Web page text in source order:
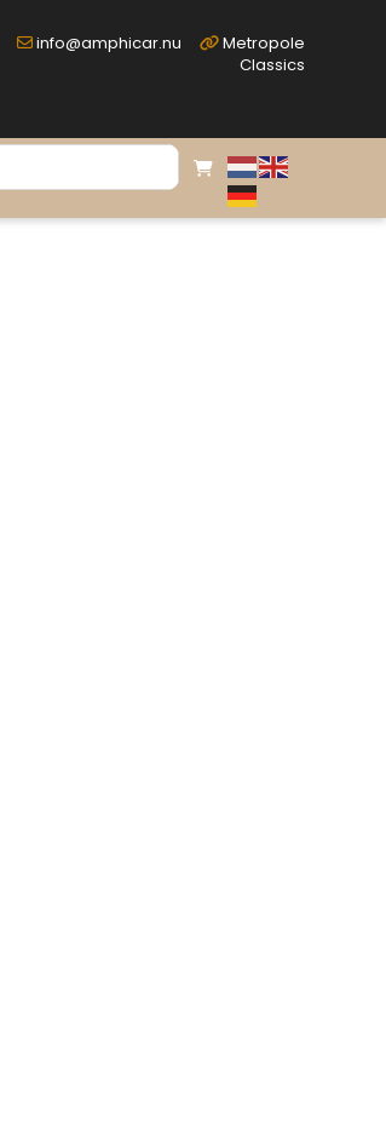
info@amphicar.nu
Metropole
Classics